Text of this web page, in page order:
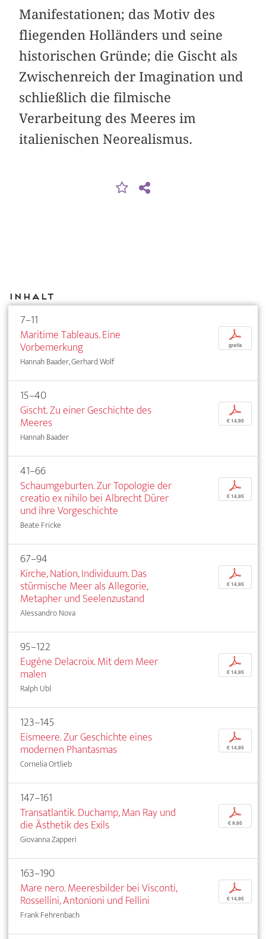
Manifestationen; das Motiv des
fliegenden Holländers und seine
historischen Gründe; die Gischt als
Zwischenreich der Imagination und
schließlich die filmische
Verarbeitung des Meeres im
italienischen Neorealismus.
Inhalt
7–11
Maritime Tableaus. Eine
Vorbemerkung
Hannah Baader, Gerhard Wolf
p
gratis
15–40
Gischt. Zu einer Geschichte des
Meeres
Hannah Baader
p
€ 14,95
41–66
Schaumgeburten. Zur Topologie der
creatio ex nihilo bei Albrecht Dürer
und ihre Vorgeschichte
Beate Fricke
p
€ 14,95
67–94
Kirche, Nation, Individuum. Das
stürmische Meer als Allegorie,
Metapher und Seelenzustand
Alessandro Nova
p
€ 14,95
95–122
Eugène Delacroix. Mit dem Meer
malen
Ralph Ubl
p
€ 14,95
123–145
Eismeere. Zur Geschichte eines
modernen Phantasmas
Cornelia Ortlieb
p
€ 14,95
147–161
Transatlantik. Duchamp, Man Ray und
die Ästhetik des Exils
Giovanna Zapperi
p
€ 9,95
163–190
Mare nero. Meeresbilder bei Visconti,
Rossellini, Antonioni und Fellini
Frank Fehrenbach
p
€ 14,95